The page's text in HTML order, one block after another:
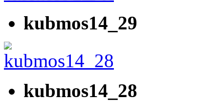
kubmos14_29
kubmos14_28